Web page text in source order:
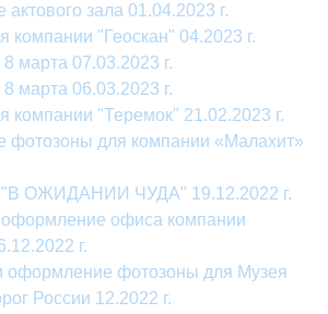
зала 01.04.2023 г.
компании "Геоскан" 04.2023 г.
марта 07.03.2023 г.
марта 06.03.2023 г.
компании "Теремок" 21.02.2023 г.
фотозоны для компании «Малахит»
ОЖИДАНИИ ЧУДА" 19.12.2022 г.
оформление офиса компании
г.
оформление фотозоны для Музея
России 12.2022 г.